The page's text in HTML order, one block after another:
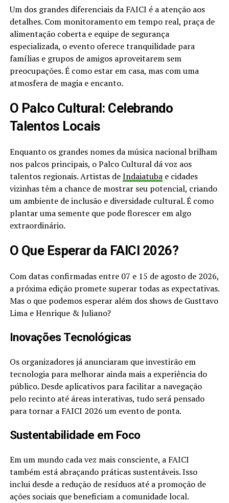
Um dos grandes diferenciais da FAICI é a atenção aos
detalhes. Com monitoramento em tempo real, praça de
alimentação coberta e equipe de segurança
especializada, o evento oferece tranquilidade para
famílias e grupos de amigos aproveitarem sem
preocupações. É como estar em casa, mas com uma
atmosfera de magia e encanto.
O Palco Cultural: Celebrando
Talentos Locais
Enquanto os grandes nomes da música nacional brilham
nos palcos principais, o Palco Cultural dá voz aos
talentos regionais. Artistas deIndaiatubae cidades
vizinhas têm a chance de mostrar seu potencial, criando
um ambiente de inclusão e diversidade cultural. É como
plantar uma semente que pode florescer em algo
extraordinário.
O Que Esperar da FAICI 2026?
Com datas confirmadas entre 07 e 15 de agosto de 2026,
a próxima edição promete superar todas as expectativas.
Mas o que podemos esperar além dos shows de Gusttavo
Lima e Henrique & Juliano?
Inovações Tecnológicas
Os organizadores já anunciaram que investirão em
tecnologia para melhorar ainda mais a experiência do
público. Desde aplicativos para facilitar a navegação
pelo recinto até áreas interativas, tudo será pensado
para tornar a FAICI 2026 um evento de ponta.
Sustentabilidade em Foco
Em um mundo cada vez mais consciente, a FAICI
também está abraçando práticas sustentáveis. Isso
inclui desde a redução de resíduos até a promoção de
ações sociais que beneficiam a comunidade local.